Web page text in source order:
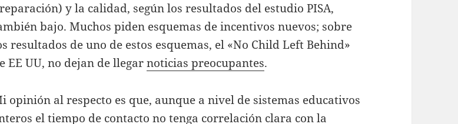
y la calidad, según los resultados del estudio PISA,
bajo. Muchos piden esquemas de incentivos nuevos; sobre
resultados de uno de estos esquemas, el «No Child Left Behind»
EE UU, no dejan de llegarnoticias preocupantes.
opinión al respecto es que, aunque a nivel de sistemas educativos
el tiempo de contacto no tenga correlación clara con la